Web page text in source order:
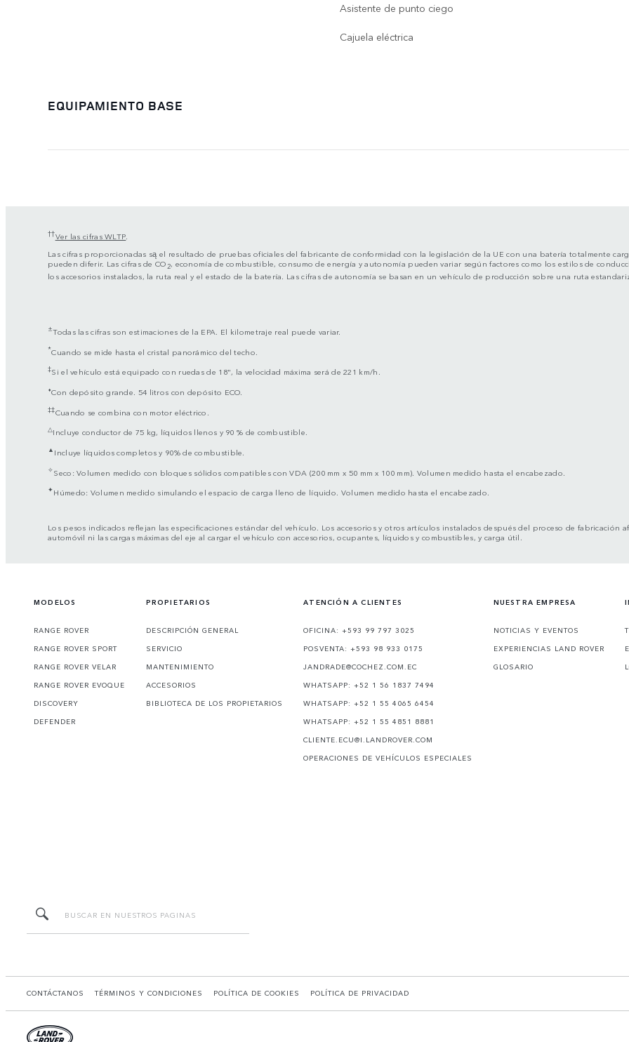
Asistente de punto ciego
Cajuela eléctrica
EQUIPAMIENTO BASE
††Ver las cifras WLTP
Las cifras proporcionadas są el resultado de pruebas oficiales del fabricante de conformidad con la legislación de la UE con una batería totalmente
pueden diferir. Las cifras de CO 2, economía de combustible, consumo de energía y autonomía pueden variar según factores como los estilos de
los accesorios instalados, la ruta real y el estado de la batería. Las cifras de autonomía se basan en un vehículo de producción sobre una ruta
±Todas las cifras son estimaciones de la EPA. El kilometraje real puede variar.
*Cuando se mide hasta el cristal panorámico del techo.
‡Si el vehículo está equipado con ruedas de 18", la velocidad máxima será de 221 km/h.
⬧Con depósito grande. 54 litros con depósito ECO.
‡‡Cuando se combina con motor eléctrico.
△Incluye conductor de 75 kg, líquidos llenos y 90 % de combustible.
▲ Incluye líquidos completos y 90% de combustible.
✧Seco: Volumen medido con bloques sólidos compatibles con VDA (200 mm x 50 mm x 100 mm). Volumen medido hasta el encabezado.
✦Húmedo: Volumen medido simulando el espacio de carga lleno de líquido. Volumen medido hasta el encabezado.
Los pesos indicados reflejan las especificaciones estándar del vehículo. Los accesorios y otros artículos instalados después del proceso de
automóvil ni las cargas máximas del eje al cargar el vehículo con accesorios, ocupantes, líquidos y combustibles, y carga útil.
MODELOS
RANGE ROVER
RANGE ROVER SPORT
RANGE ROVER VELAR
RANGE ROVER EVOQUE
DISCOVERY
DEFENDER
PROPIETARIOS
DESCRIPCIÓN GENERAL
SERVICIO
MANTENIMIENTO
ACCESORIOS
BIBLIOTECA DE LOS PROPIETARIOS
ATENCIÓN A CLIENTES
OFICINA: +593 99 797 3025
POSVENTA: +593 98 933 0175
JANDRADE@COCHEZ.COM.EC
WHATSAPP: +52 1 56 1837 7494
WHATSAPP: +52 1 55 4065 6454
WHATSAPP: +52 1 55 4851 8881
CLIENTE.ECU@I.LANDROVER.COM
OPERACIONES DE VEHÍCULOS ESPECIALES
NUESTRA EMPRESA
NOTICIAS Y EVENTOS
EXPERIENCIAS LAND ROVER
GLOSARIO
CONTÁCTANOS TÉRMINOS Y CONDICIONES POLÍTICA DE COOKIES POLÍTICA DE PRIVACIDAD